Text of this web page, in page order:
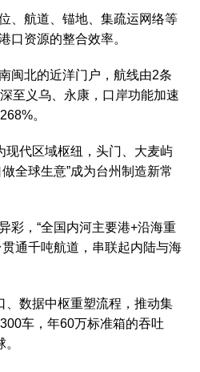
、航道、锚地、集疏运网络等
口资源的整合效率。
闽北的近洋门户，航线由2条
至义乌、永康，口岸功能加速
。
现代区域枢纽，头门、大麦屿
全球生意”成为台州制造新常
彩，“全国内河主要港+沿海重
通千吨航道，串联起内陆与海
、数据中枢重塑流程，推动集
车，年60万标准箱的吞吐